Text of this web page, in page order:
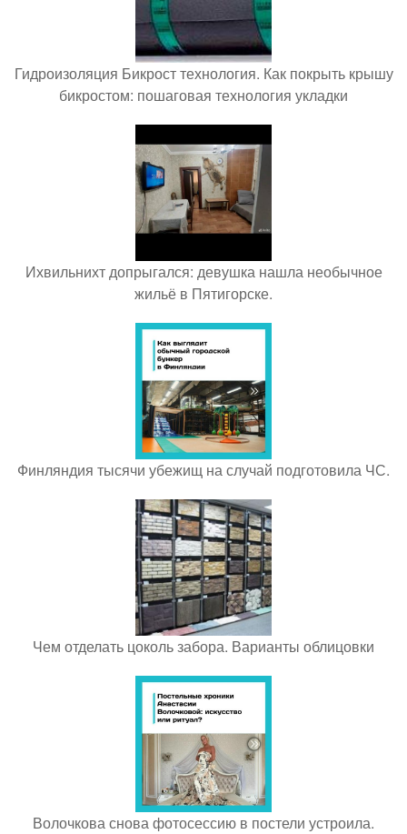
Гидроизоляция Бикрост технология. Как покрыть крышу
бикростом: пошаговая технология укладки
Ихвильнихт допрыгался: девушка нашла необычное
жильё в Пятигорске.
Финляндия тысячи убежищ на случай подготовила ЧС.
Чем отделать цоколь забора. Варианты облицовки
Волочкова снова фотосессию в постели устроила.